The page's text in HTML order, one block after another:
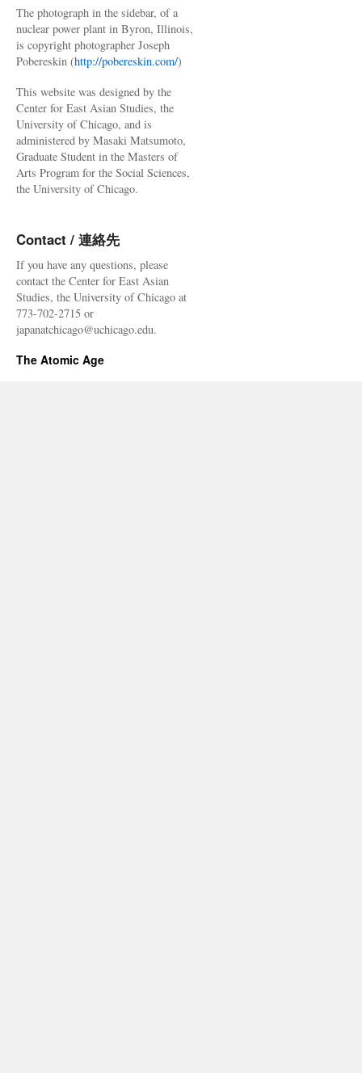
The photograph in the sidebar, of a
nuclear power plant in Byron, Illinois,
is copyright photographer Joseph
Pobereskin (http://pobereskin.com/)
This website was designed by the
Center for East Asian Studies, the
University of Chicago, and is
administered by Masaki Matsumoto,
Graduate Student in the Masters of
Arts Program for the Social Sciences,
the University of Chicago.
Contact / 連絡先
If you have any questions, please
contact the Center for East Asian
Studies, the University of Chicago at
773-702-2715 or
japanatchicago@uchicago.edu.
The Atomic Age